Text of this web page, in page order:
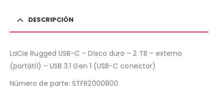
DESCRIPCIÓN
LaCie Rugged USB-C – Disco duro – 2 TB – externo
(portátil) – USB 3.1 Gen 1 (USB-C conector)
Número de parte:STFR2000800